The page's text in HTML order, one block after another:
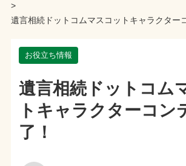
>
遺言相続ドットコムマスコットキャラクター
お役立ち情報
遺言相続ドットコム
トキャラクターコン
了！